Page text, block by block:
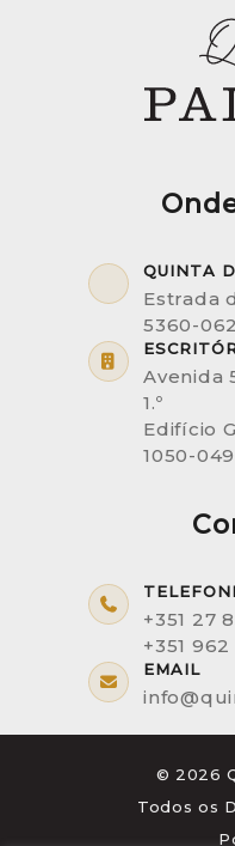
QUINTA
Estrada
5360-
Avenida
1.º
Edifício
1050-
+351 27
+351
EMAIL
© 2026
Todos os